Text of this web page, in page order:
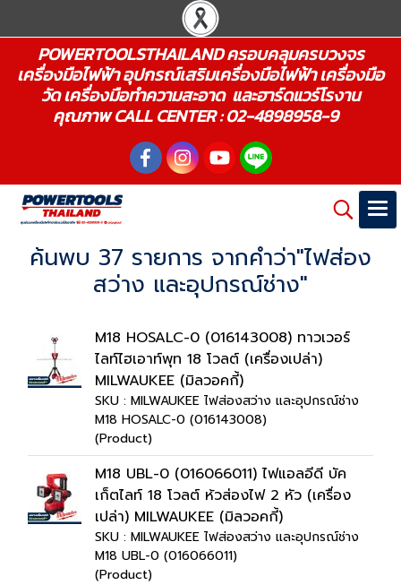
POWERTOOLSTHAILAND ครอบคลุมครบวงจร
เครื่องมือไฟฟ้า อุปกรณ์เสริมเครื่องมือไฟฟ้า เครื่องมือ
วัด เครื่องมือทำความสะอาด และฮาร์ดแวร์โรงาน
คุณภาพ CALL CENTER : 02-4898958-9
ค้นพบ 37 รายการ จากคำว่า"ไฟส่อง
สว่าง และอุปกรณ์ช่าง"
M18 HOSALC-0 (016143008) ทาวเวอร์
ไลท์ไฮเอาท์พุท 18 โวลต์ (เครื่องเปล่า)
MILWAUKEE (มิลวอคกี้)
SKU : MILWAUKEE ไฟส่องสว่าง และอุปกรณ์ช่าง
M18 HOSALC-0 (016143008)
(Product)
M18 UBL-0 (016066011) ไฟแอลอีดี บัค
เก็ตไลท์ 18 โวลต์ ห้วส่องไฟ 2 หัว (เครื่อง
เปล่า) MILWAUKEE (มิลวอคกี้)
SKU : MILWAUKEE ไฟส่องสว่าง และอุปกรณ์ช่าง
M18 UBL-0 (016066011)
(Product)